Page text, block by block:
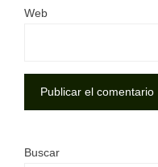
Web
Buscar